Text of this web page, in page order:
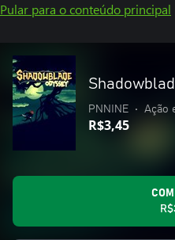
Pular para o conteúdo principal
PNNINE • Ação
R$3,45